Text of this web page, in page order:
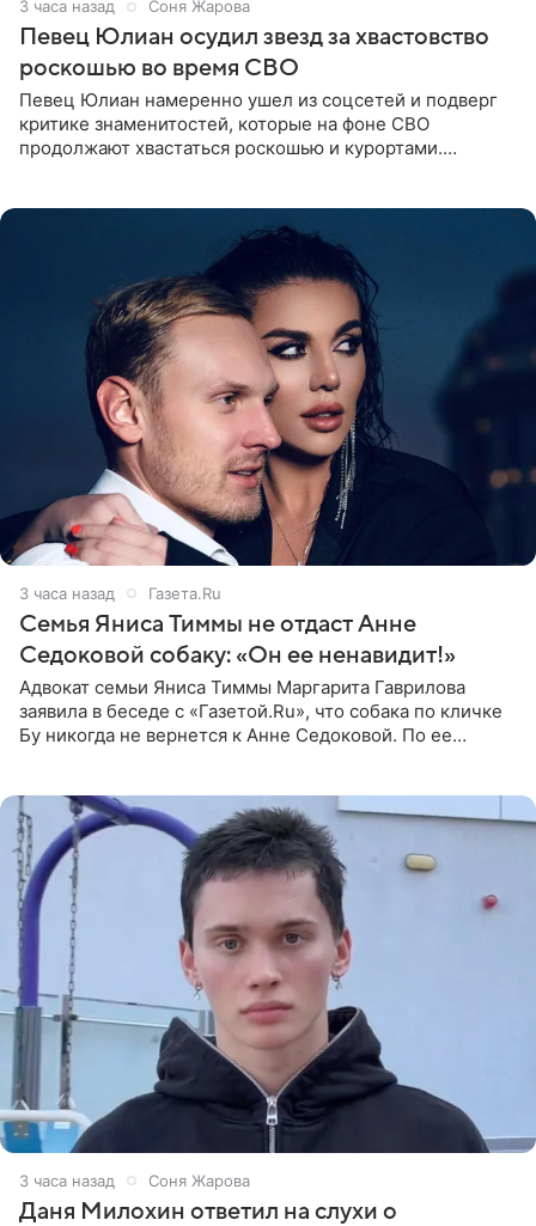
3 часа назад Соня Жарова
Певец Юлиан осудил звезд за хвастовство
роскошью во время СВО
Певец Юлиан намеренно ушел из соцсетей и подверг
критике знаменитостей, которые на фоне СВО
продолжают хвастаться роскошью и курортами.
3 часа назад Газета.Ru
Семья Яниса Тиммы не отдаст Анне
Седоковой собаку: «Он ее ненавидит!»
Адвокат семьи Яниса Тиммы Маргарита Гаврилова
заявила в беседе с «Газетой.Ru», что собака по кличке
Бу никогда не вернется к Анне Седоковой. По ее
3 часа назад Соня Жарова
Даня Милохин ответил на слухи о